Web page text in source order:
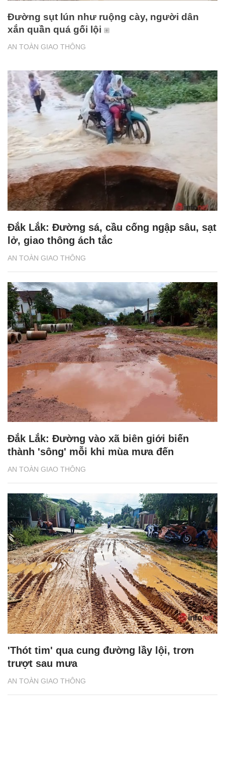
AN TOÀN GIAO THÔNG
Đường sụt lún như ruộng cày, người dân
xắn quần quá gối lội
AN TOÀN GIAO THÔNG
Đắk Lắk: Đường sá, cầu cống ngập sâu, sạt
lở, giao thông ách tắc
AN TOÀN GIAO THÔNG
Đắk Lắk: Đường vào xã biên giới biến
thành 'sông' mỗi khi mùa mưa đến
AN TOÀN GIAO THÔNG
'Thót tim' qua cung đường lầy lội, trơn
trượt sau mưa